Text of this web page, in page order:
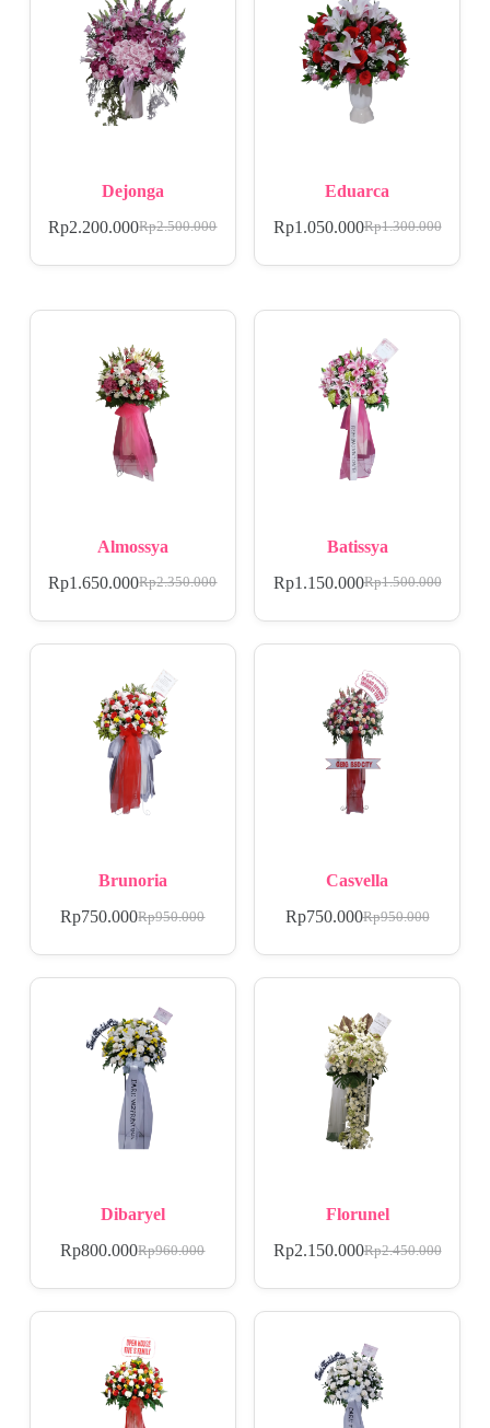
Dejonga
Rp2.500.000
Rp2.200.000
Eduarca
Rp1.300.000
Rp1.050.000
Almossya
Rp2.350.000
Rp1.650.000
Batissya
Rp1.500.000
Rp1.150.000
Brunoria
Rp950.000
Rp750.000
Casvella
Rp950.000
Rp750.000
Dibaryel
Rp960.000
Rp800.000
Florunel
Rp2.450.000
Rp2.150.000